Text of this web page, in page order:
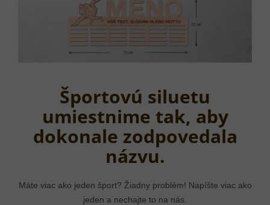
Športovú siluetu
umiestnime tak, aby
dokonale zodpovedala
názvu.
Máte viac ako jeden šport? Žiadny problém! Napíšte viac ako
jeden a nechajte to na nás.